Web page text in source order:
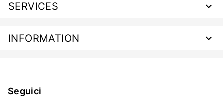
SERVICES
INFORMATION
Seguici